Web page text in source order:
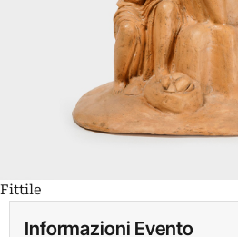
Fittile
Informazioni Evento